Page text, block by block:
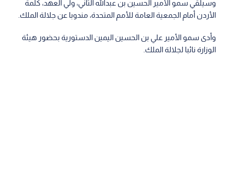
وسيلقي سمو الأمير الحسين بن عبدالله الثاني، ولي العهد، كلمة
الأردن أمام الجمعية العامة للأمم المتحدة، مندوبا عن جلالة الملك.
وأدى سمو الأمير علي بن الحسين اليمين الدستورية بحضور هيئة
الوزارة نائبا لجلالة الملك.